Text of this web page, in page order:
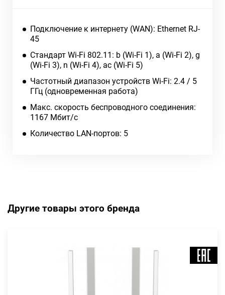
Подключение к интернету (WAN): Ethernet RJ-
45
Стандарт Wi-Fi 802.11: b (Wi-Fi 1), a (Wi-Fi 2), g
(Wi-Fi 3), n (Wi-Fi 4), ac (Wi-Fi 5)
Частотный диапазон устройств Wi-Fi: 2.4 / 5
ГГц (одновременная работа)
Макс. скорость беспроводного соединения:
1167 Мбит/с
Количество LAN-портов: 5
Другие товары этого бренда